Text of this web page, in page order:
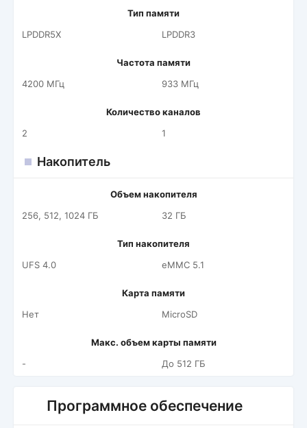
Тип памяти
LPDDR5X
LPDDR3
Частота памяти
4200 МГц
933 МГц
Количество каналов
2
1
Накопитель
Объем накопителя
256, 512, 1024 ГБ
32 ГБ
Тип накопителя
UFS 4.0
eMMC 5.1
Карта памяти
Нет
MicroSD
Макс. объем карты памяти
-
До 512 ГБ
Программное обеспечение